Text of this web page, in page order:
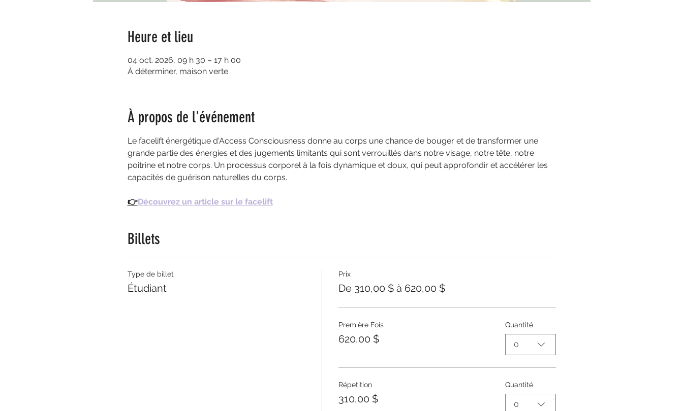
Heure et lieu
04 oct. 2026, 09 h 30 – 17 h 00
À déterminer, maison verte
À propos de l'événement
Le facelift énergétique d'Access Consciousness donne au corps une chance de bouger et de transformer une
grande partie des énergies et des jugements limitants qui sont verrouillés dans notre visage, notre tête, notre
poitrine et notre corps. Un processus corporel à la fois dynamique et doux, qui peut approfondir et accélérer les
capacités de guérison naturelles du corps.
👉Découvrez un article sur le facelift
Billets
Type de billet
Étudiant
Prix
De 310,00 $ à 620,00 $
Première Fois
620,00 $
Quantité
0
Répetition
310,00 $
Quantité
0